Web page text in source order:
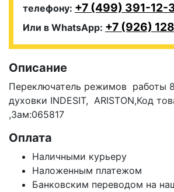
телефону: +7 (499) 391-12-
Или в WhatsApp: +7 (926)
Описание
Переключатель режимов работы
духовки INDESIT, ARISTON,Код
,Зам:065817
Оплата
Наличными курьеру
Наложенным платежом
Банковским переводом на